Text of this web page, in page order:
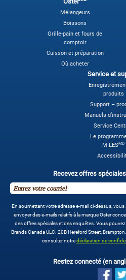
Mélangeurs
Boissons
Grille-pain et fours de
comptoir
Cuisson et préparation
Où acheter
Service et
produits
Support –
Manuels
Service
Le
MILESMD
Recevez offres
En soumettant votre adresse e-mail ci-dessus,
envoyer des e-mails relatifs à la marque Oster
des offres spéciales et des enquêtes. Vous
Brands Canada ULC. 20B Hereford Street, Brampton,
consulter notre déclaration de
Restez connecté (en